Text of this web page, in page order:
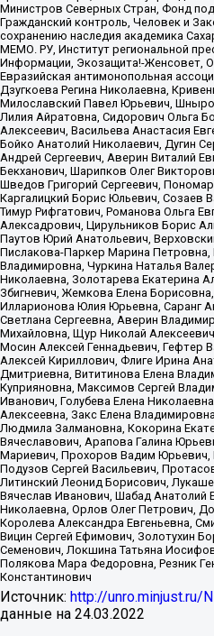
Министров Северных Стран, Фонд
Гражданский контроль, Человек и
сохранению наследия академика
МЕМО. РУ, Институт региональной
Информации, Экозащита!-Женсовет,
Евразийская антимонопольная
Дзугкоева Регина Николаевна,
Милославский Павел Юрьевич,
Лилия Айратовна, Сидорович Ольга
Алексеевич, Васильева Анастасия
Бойко Анатолий Николаевич, Дугин
Андрей Сергеевич, Аверин Виталий
Бекханович, Шарипков Олег
Шведов Григорий Сергеевич,
Каргалицкий Борис Юльевич, Созаев
Тимур Рифгатович, Романова Ольга
Алексадрович, Цирульников Борис
Паутов Юрий Анатольевич,
Пислакова-Паркер Марина Петровна,
Владимировна, Чуркина Наталья
Николаевна, Золотарева Екатерина
Збигневич, Жемкова Елена
Илларионова Юлия Юрьевна, Саранг
Светлана Сергеевна, Аверин
Михайловна, Щур Николай
Мосин Алексей Геннадьевич, Гефтер
Алексей Кириллович, Флиге Ирина
Дмитриевна, Вититинова Елена
Куприяновна, Максимов Сергей
Иванович, Голубева Елена
Алексеевна, Закс Елена
Людмила Залмановна, Кокорина
Вячеславович, Арапова Галина
Мариевич, Прохоров Вадим Юрьевич,
Подузов Сергей Васильевич,
Литинский Леонид Борисович,
Вячеслав Иванович, Шабад Анатолий
Николаевна, Орлов Олег Петрович,
Королева Александра Евгеньевна,
Вицин Сергей Ефимович, Золотухин
Семенович, Локшина Татьяна
Полякова Мара Федоровна, Резник
Константинович
Источник: http://unro.minjust.ru/
данные на 24.03.2022